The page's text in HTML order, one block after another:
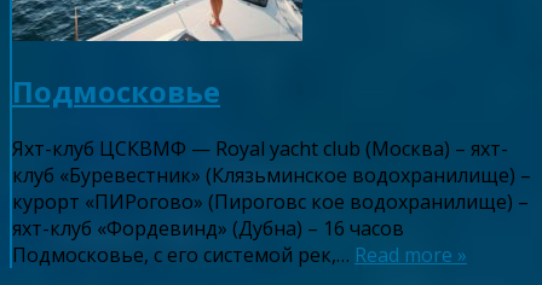
Подмосковье
Яхт-клуб ЦСКВМФ — Royal yacht club (Москва) – яхт-
клуб «Буревестник» (Клязьминское водохранилище) –
курорт «ПИРогово» (Пироговс кое водохранилище) –
яхт-клуб «Фордевинд» (Дубна) – 16 часов
Подмосковье, с его системой рек,… Read more »